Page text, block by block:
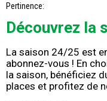
Pertinence:
Découvrez la
La saison 24/25 est
abonnez-vous ! En
la saison, bénéficiez
places et profitez de